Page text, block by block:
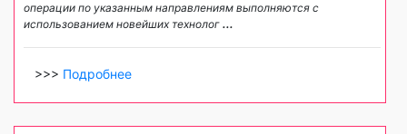
операции по указанным направлениям выполняются с
использованием новейших технолог ...
>>> Подробнее